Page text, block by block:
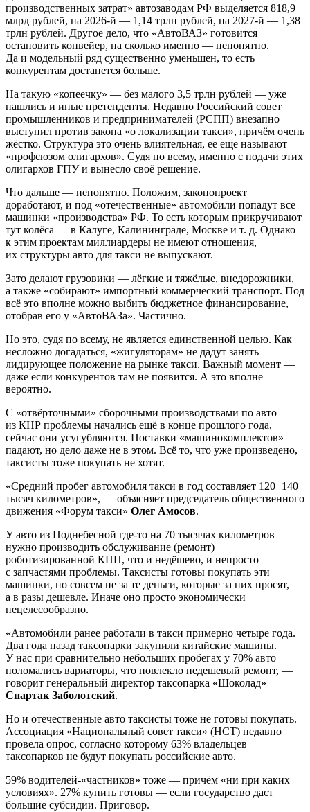
производственных затрат» автозаводам РФ выделяется 818,9
млрд рублей, на 2026-й — 1,14 трлн рублей, на 2027-й — 1,38
трлн рублей. Другое дело, что «АвтоВАЗ» готовится
остановить конвейер, на сколько именно — непонятно.
Да и модельный ряд существенно уменьшен, то есть
конкурентам достанется больше.
На такую «копеечку» — без малого 3,5 трлн рублей — уже
нашлись и иные претенденты. Недавно Российский совет
промышленников и предпринимателей (РСПП) внезапно
выступил против закона «о локализации такси», причём очень
жёстко. Структура это очень влиятельная, ее еще называют
«профсюзом олигархов». Судя по всему, именно с подачи этих
олигархов ГПУ и вынесло своё решение.
Что дальше — непонятно. Положим, законопроект
доработают, и под «отечественные» автомобили попадут все
машинки «производства» РФ. То есть которым прикручивают
тут колёса — в Калуге, Калининграде, Москве и т. д. Однако
к этим проектам миллиардеры не имеют отношения,
их структуры авто для такси не выпускают.
Зато делают грузовики — лёгкие и тяжёлые, внедорожники,
а также «собирают» импортный коммерческий транспорт. Под
всё это вполне можно выбить бюджетное финансирование,
отобрав его у «АвтоВАЗа». Частично.
Но это, судя по всему, не является единственной целью. Как
несложно догадаться, «жигуляторам» не дадут занять
лидирующее положение на рынке такси. Важный момент —
даже если конкурентов там не появится. А это вполне
вероятно.
С «отвёрточными» сборочными производствами по авто
из КНР проблемы начались ещё в конце прошлого года,
сейчас они усугубляются. Поставки «машинокомплектов»
падают, но дело даже не в этом. Всё то, что уже произведено,
таксисты тоже покупать не хотят.
«Средний пробег автомобиля такси в год составляет 120−140
тысяч километров», — объясняет председатель общественного
движения «Форум такси» Олег Амосов.
У авто из Поднебесной где-то на 70 тысячах километров
нужно производить обслуживание (ремонт)
роботизированной КПП, что и недёшево, и непросто —
с запчастями проблемы. Таксисты готовы покупать эти
машинки, но совсем не за те деньги, которые за них просят,
а в разы дешевле. Иначе оно просто экономически
нецелесообразно.
«Автомобили ранее работали в такси примерно четыре года.
Два года назад таксопарки закупили китайские машины.
У нас при сравнительно небольших пробегах у 70% авто
поломались вариаторы, что повлекло недешевый ремонт, —
говорит генеральный директор таксопарка «Шоколад»
Спартак Заболотский.
Но и отечественные авто таксисты тоже не готовы покупать.
Ассоциация «Национальный совет такси» (НСТ) недавно
провела опрос, согласно которому 63% владельцев
таксопарков не будут покупать российские авто.
59% водителей-«частников» тоже — причём «ни при каких
условиях». 27% купить готовы — если государство даст
большие субсидии. Приговор.